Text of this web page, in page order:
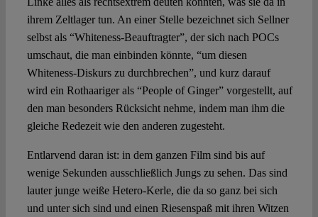
ihrem Zeltlager tun. An einer Stelle bezeichnet sich Sellner
selbst als “Whiteness-Beauftragter”, der sich nach POCs
umschaut, die man einbinden könnte, “um diesen
Whiteness-Diskurs zu durchbrechen”, und kurz darauf
wird ein Rothaariger als “People of Ginger” vorgestellt, auf
den man besonders Rücksicht nehme, indem man ihm die
gleiche Redezeit wie den anderen zugesteht.
Entlarvend daran ist: in dem ganzen Film sind bis auf
wenige Sekunden ausschließlich Jungs zu sehen. Das sind
lauter junge weiße Hetero-Kerle, die da so ganz bei sich
und unter sich sind und einen Riesenspaß mit ihren Witzen